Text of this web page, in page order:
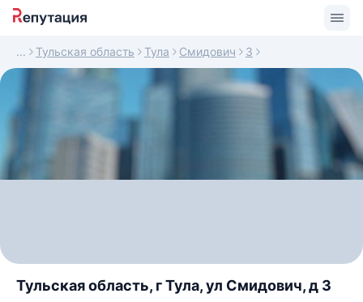
Тульская область Тула Смидович 3
Тульская область, г Тула, ул Смидович, д 3